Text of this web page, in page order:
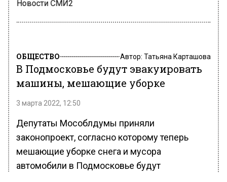
Новости СМИ2
ОБЩЕСТВО Автор: Татьяна Карташова
В Подмосковье будут эвакуировать
машины, мешающие уборке
3 марта 2022, 12:50
Депутаты Мособлдумы приняли
законопроект, согласно которому теперь
мешающие уборке снега и мусора
автомобили в Подмосковье будут